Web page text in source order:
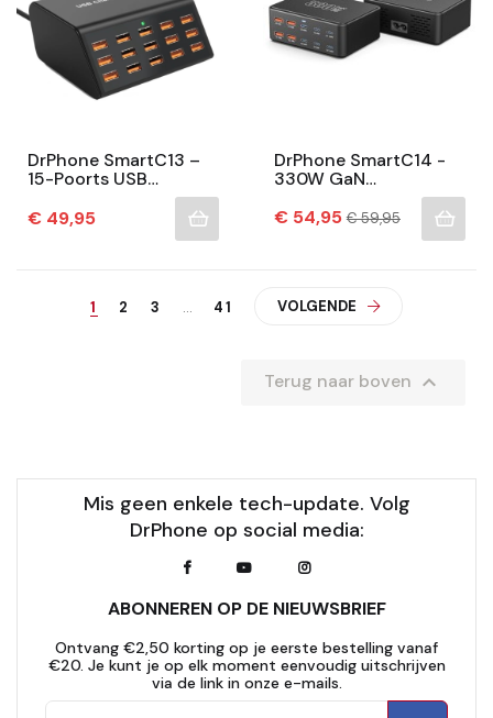
DrPhone SmartC13 –
15-Poorts USB
Oplaadstation 100W –
Desktop Multi-Port
Lader – Tot 2.4A -
Prijs
€ 49,95
DrPhone SmartC14 -
330W GaN
Oplaadstation – 10-
Poorts – Tot 100W PD
– Zwart – Multipoort
Prijs
€ 54,95Normale
€ 59,95
1 2 3 … 41 VOLGENDE
Terug naar boven 
Mis geen enkele tech-update. Volg
DrPhone op social media:
ABONNEREN OP DE NIEUWSBRIEF
Ontvang €2,50 korting op je eerste bestelling vanaf
€20. Je kunt je op elk moment eenvoudig uitschrijven
via de link in onze e-mails.